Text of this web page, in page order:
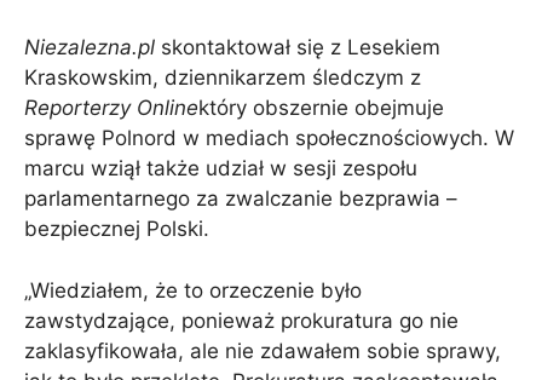
Niezalezna.pl skontaktował się z Lesekiem
Kraskowskim, dziennikarzem śledczym z
Reporterzy Onlinektóry obszernie obejmuje
sprawę Polnord w mediach społecznościowych. W
marcu wziął także udział w sesji zespołu
parlamentarnego za zwalczanie bezprawia –
bezpiecznej Polski.
„Wiedziałem, że to orzeczenie było
zawstydzające, ponieważ prokuratura go nie
zaklasyfikowała, ale nie zdawałem sobie sprawy,